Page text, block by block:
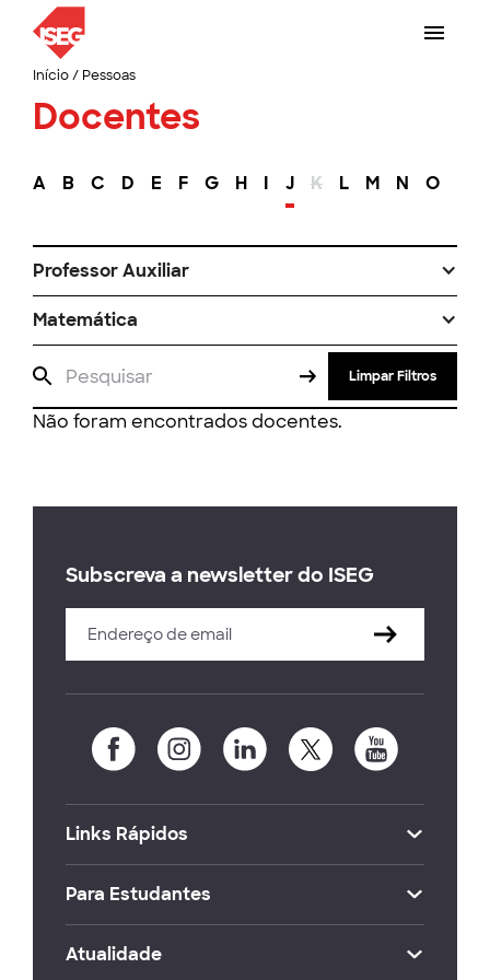
Início/ Pessoas
Docentes
A B C D E F G H I J K L M N O
Professor Auxiliar
Matemática
Limpar Filtros
Não foram encontrados docentes.
Subscreva a newsletter do ISEG
Links Rápidos
Para Estudantes
Atualidade